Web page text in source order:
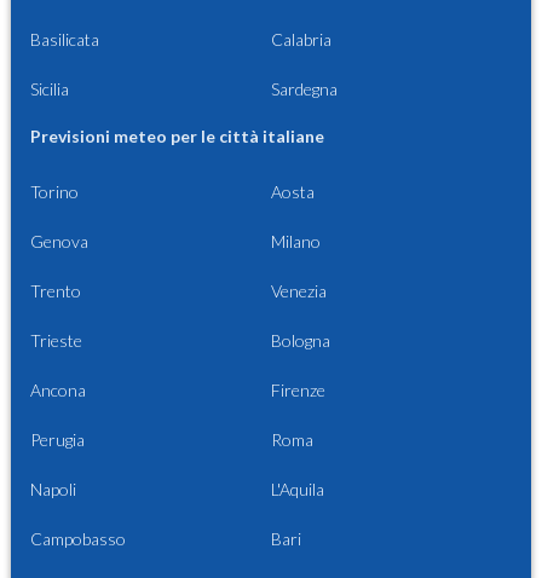
Basilicata Calabria
Sicilia Sardegna
Previsioni meteo per le città italiane
Torino Aosta
Genova Milano
Trento Venezia
Trieste Bologna
Ancona Firenze
Perugia Roma
Napoli L'Aquila
Campobasso Bari